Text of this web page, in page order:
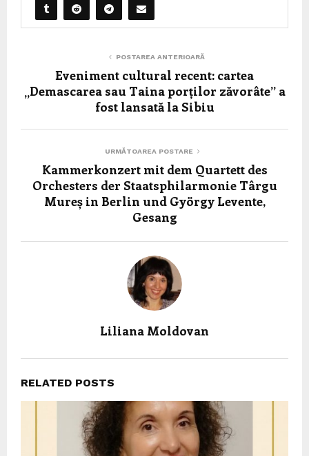
POSTAREA ANTERIOARĂ
Eveniment cultural recent: cartea
„Demascarea sau Taina porților zăvorâte” a
fost lansată la Sibiu
URMĂTOAREA POSTARE
Kammerkonzert mit dem Quartett des
Orchesters der Staatsphilarmonie Târgu
Mureș in Berlin und György Levente,
Gesang
Liliana Moldovan
RELATED POSTS